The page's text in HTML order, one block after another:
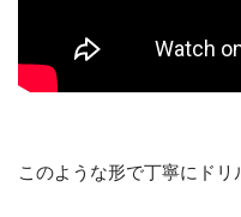
このような形で丁寧にドリ